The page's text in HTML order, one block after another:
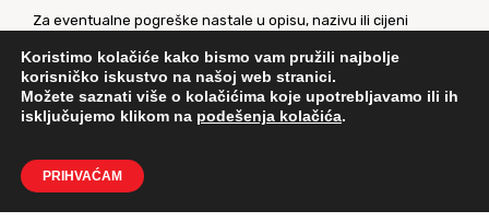
Za eventualne pogreške nastale u opisu, nazivu ili cijeni
ilustrativne prirode te ne moraju u potpunosti odgovarati
artiklima.
našeg kontaktnog obrasca
Koristimo kolačiće kako bismo vam pružili najbolje
korisničko iskustvo na našoj web stranici.
Možete saznati više o kolačićima koje upotrebljavamo ili ih
isključujemo klikom na podešenja kolačića.
PRIHVAĆAM